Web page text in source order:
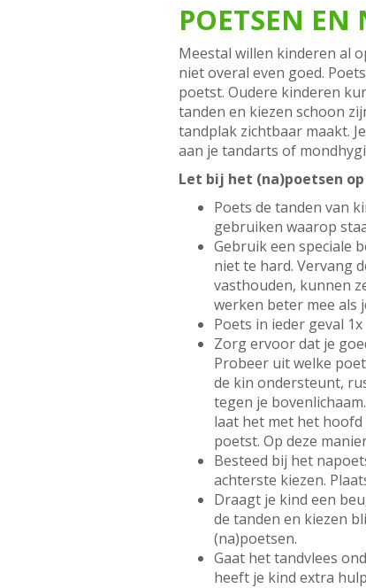
POETSEN EN
Meestal willen kinderen al
niet overal even goed.
poetst. Oudere kinderen
tanden en kiezen schoon
tandplak zichtbaar maakt.
aan je tandarts of
Let bij het (na)poetsen
Poets de tanden van
gebruiken waarop
Gebruik een speciale
niet te hard. Vervang
vasthouden, kunnen
werken beter mee als
Poets in ieder geval
Zorg ervoor dat je
Probeer uit welke
de kin ondersteunt,
tegen je
laat het met het
poetst. Op deze
Besteed bij het
achterste kiezen.
Draagt je kind een
de tanden en kiezen
(na)poetsen.
Gaat het tandvlees
heeft je kind extra